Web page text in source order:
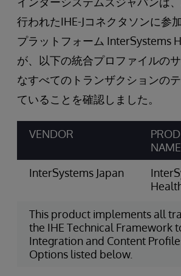
行われたIHE-Jコネクタソンに参
プラットフォーム InterSystems
が、以下の統合プロファイルの
なすべてのトランザクションの
ていることを確認しました。
VENDOR
NAME
InterSystems Japan
This product implements all
the IHE Technical Framework
Integration and Content
Options listed below.